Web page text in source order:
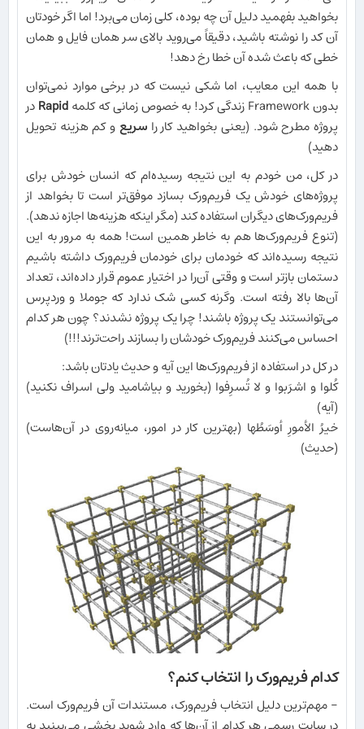
بخواهید بفهمید دلیل آن چه بوده، کلی زمان می‌برد! اما اگر خودتان
آن کد را نوشته باشید، دقیقاً می‌روید بالای سر همان فایل و همان
خطی که باعث شده آن خطا رخ دهد!
با همه این معایب، اما شکی نیست که در برخی موارد نمی‌توان
بدون Framework زندگی کرد! به خصوص زمانی که کلمه
Rapidدر
پروژه مطرح شود. (یعنی بخواهید کار راسریعو کم هزینه تحویل
دهید)
در کل، من خودم به این نتیجه رسیده‌ام که انسان خودش برای
پروژه‌های خودش یک فریم‌ورک بسازد موفق‌تر است تا بخواهد از
فریم‌ورک‌های دیگران استفاده کند (مگر اینکه هزینه‌ها اجازه ندهد).
(تنوع فریم‌ورک‌ها هم به خاطر همین است! همه به مرور به این
نتیجه رسیده‌اند که خودمان برای خودمان فریم‌ورک داشته باشیم
دستمان بازتر است و وقتی آن‌را در اختیار عموم قرار داده‌اند، تعداد
آن‌ها بالا رفته است. وگرنه کسی شک ندارد که جوملا و وردپرس
می‌توانستند یک پروژه باشند! چرا یک پروژه نشدند؟ چون هر کدام
احساس می‌کنند فریم‌ورک خودشان را بسازند راحت‌ترند!!!)
در کل در استفاده از فریم‌ورک‌ها این آیه و حدیث یادتان باشد:
کُلوا و اشرَبوا و لا تُسرِفوا (بخورید و بیاشامید ولی اسراف نکنید)
(آیه)
خیرُ الأمورِ أوسَطُها (بهترین کار در امور، میانه‌روی در آن‌هاست)
(حدیث)
کدام فریم‌ورک را انتخاب کنم؟
- مهم‌ترین دلیل انتخاب فریم‌ورک، مستندات آن فریم‌ورک است.